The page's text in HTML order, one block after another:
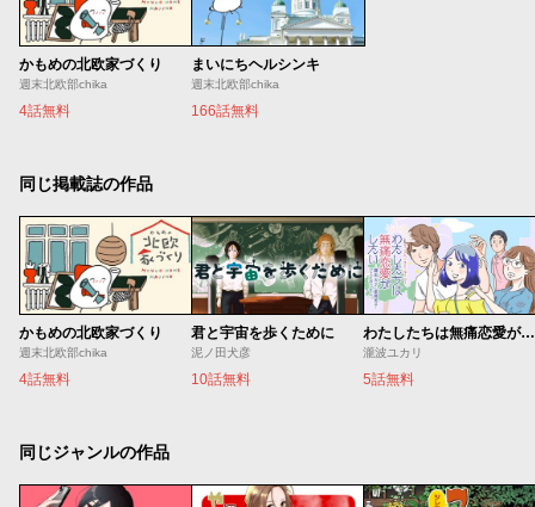
かもめの北欧家づくり
週末北欧部chika
4話無料
まいにちヘルシンキ
週末北欧部chika
166話無料
同じ掲載誌の作品
かもめの北欧家づくり
週末北欧部chika
4話無料
君と宇宙を歩くために
泥ノ田犬彦
10話無料
わたしたちは無痛恋愛がしたい 〜鍵垢女子と星屑男子とフェミおじさん〜
瀧波ユカリ
5話無料
同じジャンルの作品